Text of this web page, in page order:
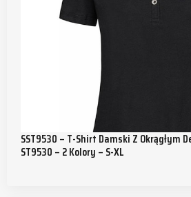
SST9530 – T-Shirt Damski Z Okrągłym
ST9530 – 2 Kolory – S-XL